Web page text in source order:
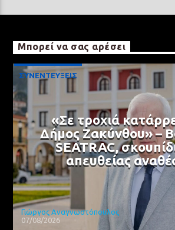
Μπορεί να σας αρέσει
ΣΥΝΕΝΤΕΥΞΕΙΣ
«Σε τροχιά
Δήμος Ζακύνθου» –
SEATRAC,
απευθείας
Γιώργος Αναγνωστόπουλος
07/08/2026